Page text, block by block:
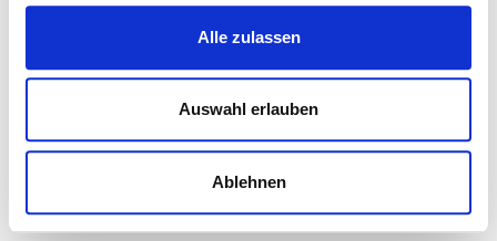
Alle zulassen
Auswahl erlauben
Ablehnen